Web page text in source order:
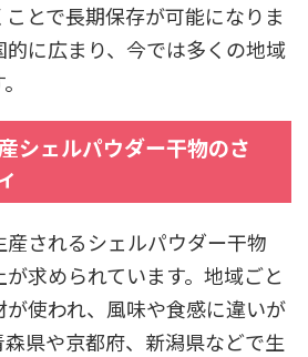
とで長期保存が可能になりま
的に広まり、今では多くの地域
シェルパウダー干物のさ
されるシェルパウダー干物
求められています。地域ごと
使われ、風味や食感に違いが
県や京都府、新潟県などで生